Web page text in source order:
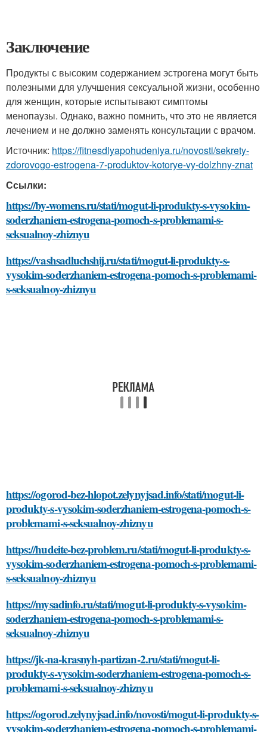
Заключение
Продукты с высоким содержанием эстрогена могут быть
полезными для улучшения сексуальной жизни, особенно
для женщин, которые испытывают симптомы
менопаузы. Однако, важно помнить, что это не является
лечением и не должно заменять консультации с врачом.
Источник: https://fitnesdlyapohudeniya.ru/novosti/sekrety-
zdorovogo-estrogena-7-produktov-kotorye-vy-dolzhny-znat
Ссылки:
https://by-womens.ru/stati/mogut-li-produkty-s-vysokim-
soderzhaniem-estrogena-pomoch-s-problemami-s-
seksualnoy-zhiznyu
https://vashsadluchshij.ru/stati/mogut-li-produkty-s-
vysokim-soderzhaniem-estrogena-pomoch-s-problemami-
s-seksualnoy-zhiznyu
https://ogorod-bez-hlopot.zelynyjsad.info/stati/mogut-li-
produkty-s-vysokim-soderzhaniem-estrogena-pomoch-s-
problemami-s-seksualnoy-zhiznyu
https://hudeite-bez-problem.ru/stati/mogut-li-produkty-s-
vysokim-soderzhaniem-estrogena-pomoch-s-problemami-
s-seksualnoy-zhiznyu
https://mysadinfo.ru/stati/mogut-li-produkty-s-vysokim-
soderzhaniem-estrogena-pomoch-s-problemami-s-
seksualnoy-zhiznyu
https://jk-na-krasnyh-partizan-2.ru/stati/mogut-li-
produkty-s-vysokim-soderzhaniem-estrogena-pomoch-s-
problemami-s-seksualnoy-zhiznyu
https://ogorod.zelynyjsad.info/novosti/mogut-li-produkty-s-
vysokim-soderzhaniem-estrogena-pomoch-s-problemami-